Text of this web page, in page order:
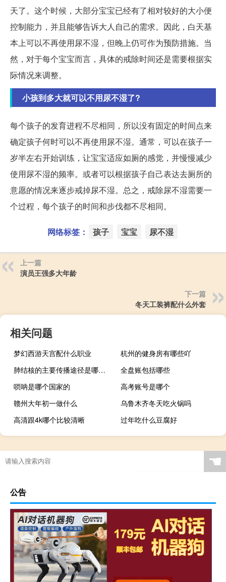
天了。这个时候，大部分宝宝已经有了相对较好的大小便
控制能力，并且能够告诉大人自己的需求。因此，白天基
本上可以不再使用尿不湿，但晚上仍可作为预防措施。当
然，对于每个宝宝而言，具体的戒除时间还是需要根据实
际情况来调整。
小孩到多大就可以不用尿不湿了?
每个孩子的发育进程不尽相同，所以没有固定的时间点来
确定孩子何时可以不再使用尿不湿。通常，可以在孩子一
岁半左右开始训练，让宝宝适应如厕的感觉，并慢慢减少
使用尿不湿的频率。或者可以根据孩子自己表达去厕所的
意愿的情况来逐步戒掉尿不湿。总之，戒除尿不湿需要一
个过程，每个孩子的时间和步伐都不尽相同。
网络标签： 孩子 宝宝 尿不湿
上一篇
演员王强多大年龄
下一篇
冬天工装裤配什么外套
相关问题
梦幻西游天宫配什么职业
杭州的健身房有哪些吖
肺结核的主要传播途径是哪种（肺结核的主要传播途径）
全盘账包括哪些
唢呐是哪个国家的
高考账号是哪个
赣州大年初一做什么
乌鲁木齐冬天吃火锅吗
高清跟4k哪个比较清晰
过年吃什么豆腐好
☚
公告